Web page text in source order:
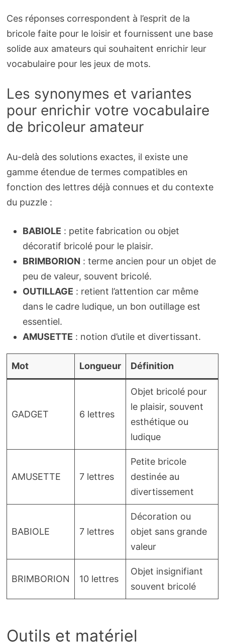
Ces réponses correspondent à l’esprit de la
bricole faite pour le loisir et fournissent une base
solide aux amateurs qui souhaitent enrichir leur
vocabulaire pour les jeux de mots.
Les synonymes et variantes
pour enrichir votre vocabulaire
de bricoleur amateur
Au-delà des solutions exactes, il existe une
gamme étendue de termes compatibles en
fonction des lettres déjà connues et du contexte
du puzzle :
BABIOLE : petite fabrication ou objet
décoratif bricolé pour le plaisir.
BRIMBORION : terme ancien pour un objet de
peu de valeur, souvent bricolé.
OUTILLAGE : retient l’attention car même
dans le cadre ludique, un bon outillage est
essentiel.
AMUSETTE : notion d’utile et divertissant.
Mot Longueur Définition
GADGET 6 lettres
Objet bricolé pour
le plaisir, souvent
esthétique ou
ludique
AMUSETTE 7 lettres
Petite bricole
destinée au
divertissement
BABIOLE 7 lettres
Décoration ou
objet sans grande
valeur
BRIMBORION 10 lettres
Objet insignifiant
souvent bricolé
Outils et matériel